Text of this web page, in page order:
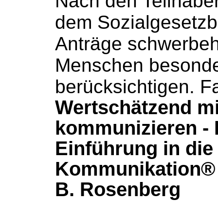
dem
Anträge
Menschen
berücksichtigen.
Wertschätzend
kommunizieren -
Einführung in
B. Rosenberg